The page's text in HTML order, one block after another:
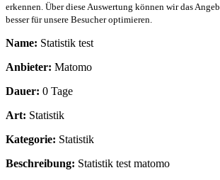
erkennen. Über diese Auswertung können wir das
besser für unsere Besucher optimieren.
Name: Statistik test
Anbieter: Matomo
Dauer: 0 Tage
Art: Statistik
Kategorie: Statistik
Beschreibung: Statistik test matomo